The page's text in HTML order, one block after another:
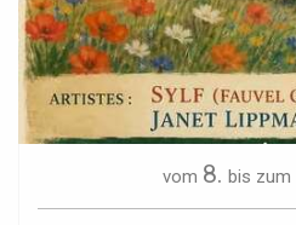
vom 8. bis zum